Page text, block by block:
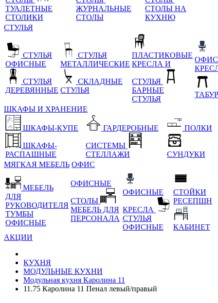
ТУАЛЕТНЫЕ
СТОЛИКИ
ЖУРНАЛЬНЫЕ
СТОЛЫ
СТОЛЫ НА
КУХНЮ
СТУЛЬЯ
СТУЛЬЯ
ОФИСНЫЕ
СТУЛЬЯ
ДЕРЕВЯННЫЕ
СТУЛЬЯ
МЕТАЛЛИЧЕСКИЕ
СКЛАДНЫЕ
СТУЛЬЯ
ПЛАСТИКОВЫЕ
КРЕСЛА И
СТУЛЬЯ
БАРНЫЕ
СТУЛЬЯ
ШКАФЫ И ХРАНЕНИЕ
ШКАФЫ-КУПЕ
ШКАФЫ-
РАСПАШНЫЕ
ГАРДЕРОБНЫЕ
СИСТЕМЫ
СТЕЛЛАЖИ
ПОЛКИ
СУНДУКИ
МЯГКАЯ МЕБЕЛЬ ОФИС
МЕБЕЛЬ
ДЛЯ
РУКОВОДИТЕЛЯ
ТУМБЫ
ОФИСНЫЕ
ОФИСНЫЕ
СТОЛЫ
МЕБЕЛЬ ДЛЯ
ПЕРСОНАЛА
ОФИСНЫЕ
КРЕСЛА
СТУЛЬЯ
ОФИСНЫЕ
СТОЙКИ
РЕСЕПШН
КАБИНЕТ
АКЦИИ
КУХНЯ
МОДУЛЬНЫЕ КУХНИ
Модульная кухня Каролина 11
11.75 Каролина 11 Пенал левый/правый